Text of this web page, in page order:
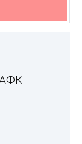
АФК